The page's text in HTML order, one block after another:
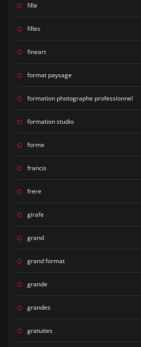
fille
filles
fineart
format paysage
formation photographe professionnel
formation studio
forme
francis
frere
girafe
grand
grand format
grande
grandes
gratuites